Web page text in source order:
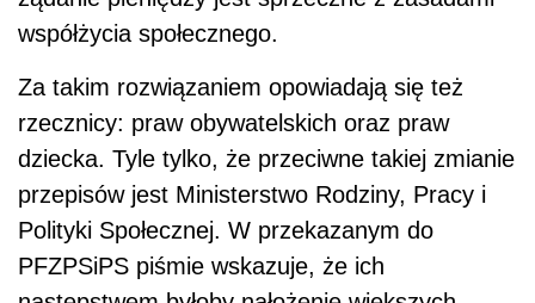
współżycia społecznego.
Za takim rozwiązaniem opowiadają się też
rzecznicy: praw obywatelskich oraz praw
dziecka. Tyle tylko, że przeciwne takiej zmianie
przepisów jest Ministerstwo Rodziny, Pracy i
Polityki Społecznej. W przekazanym do
PFZPSiPS piśmie wskazuje, że ich